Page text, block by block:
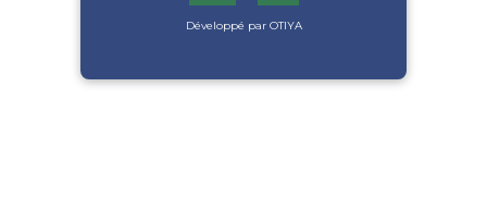
Développé par OTIYA